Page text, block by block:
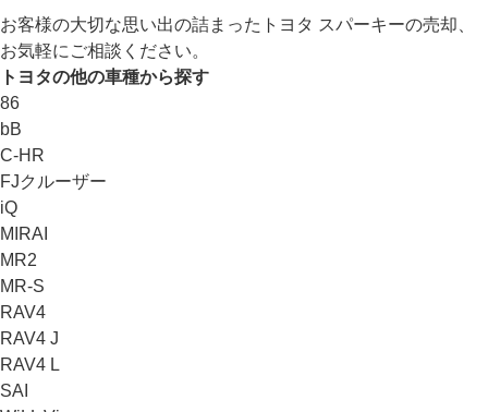
お客様の大切な思い出の詰まったトヨタ スパーキーの売却、
お気軽にご相談ください。
トヨタの他の車種から探す
86
bB
C-HR
FJクルーザー
iQ
MIRAI
MR2
MR-S
RAV4
RAV4 J
RAV4 L
SAI